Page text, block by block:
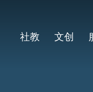
社教 文创